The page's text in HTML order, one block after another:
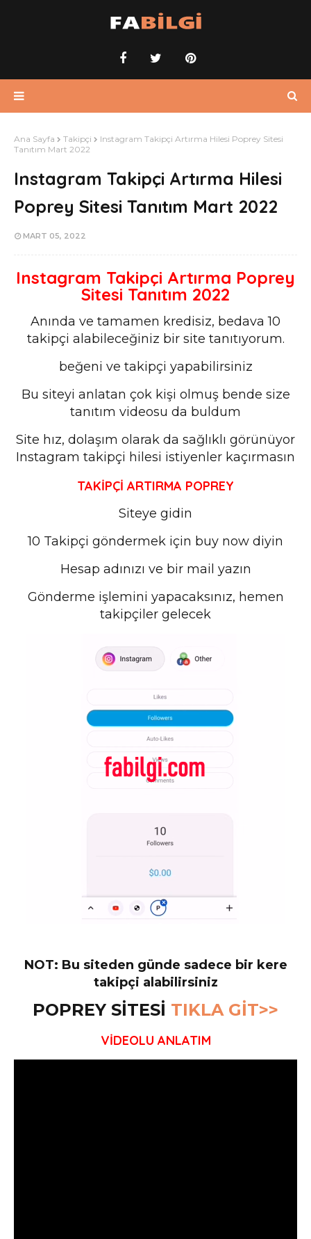
Ana Sayfa Takipçi
Instagram Takipçi Artırma Hilesi Poprey Sitesi
Tanıtım Mart 2022
Instagram Takipçi Artırma Hilesi
Poprey Sitesi Tanıtım Mart 2022
MART 05, 2022
Instagram Takipçi Artırma Poprey
Sitesi Tanıtım 2022
Anında ve tamamen kredisiz, bedava 10
takipçi alabileceğiniz bir site tanıtıyorum.
beğeni ve takipçi yapabilirsiniz
Bu siteyi anlatan çok kişi olmuş bende size
tanıtım videosu da buldum
Site hız, dolaşım olarak da sağlıklı görünüyor
Instagram takipçi hilesi istiyenler kaçırmasın
TAKİPÇİ ARTIRMA POPREY
Siteye gidin
10 Takipçi göndermek için buy now diyin
Hesap adınızı ve bir mail yazın
Gönderme işlemini yapacaksınız, hemen
takipçiler gelecek
NOT: Bu siteden günde sadece bir kere
takipçi alabilirsiniz
POPREY SİTESİ TIKLA GİT>>
VİDEOLU ANLATIM